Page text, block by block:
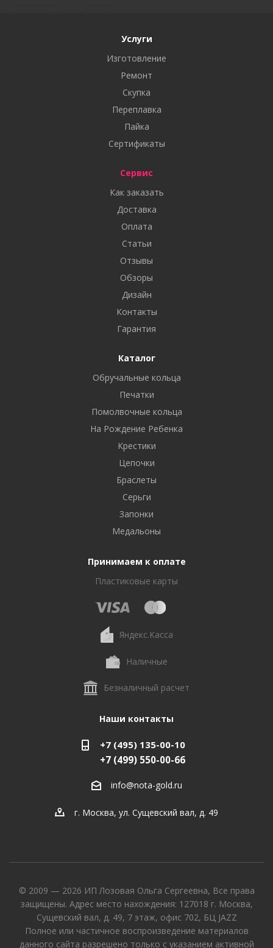
Услуги
Изготовление
Ремонт
Скупка
Переплавка
Пайка
Сертификаты
Сервис
Как заказать
Доставка
Оплата
Статьи
Отзывы
Обзоры
Дизайн
Контакты
Гарантия
Каталог
Обручальные кольца
Печатки
Помолвочные кольца
На Рождение Ребенка
Крестики
Цепочки
Браслеты
Серьги
Запонки
Медальоны
Принимаем к оплате
Пластиковые карты
Яндекс.Касса
Наличные
Безналичный расчет
Наши контакты
+7 (495) 135-00-10
+7 (499) 550-00-66
info@nota-gold.ru
г. Москва, ул. Сущевский вал, д. 49
© 2009 — 2026 ИП Лозовая Ольга Сергеевна, Все права
защищены. Адрес место нахождения: 127018 г. Москва,
Сущевский вал, д. 49, 7 этаж, офис 702, БЦ JAZZ
Полное или частичное воспроизведение материалов
данного сайта разрешено только с указанием активной